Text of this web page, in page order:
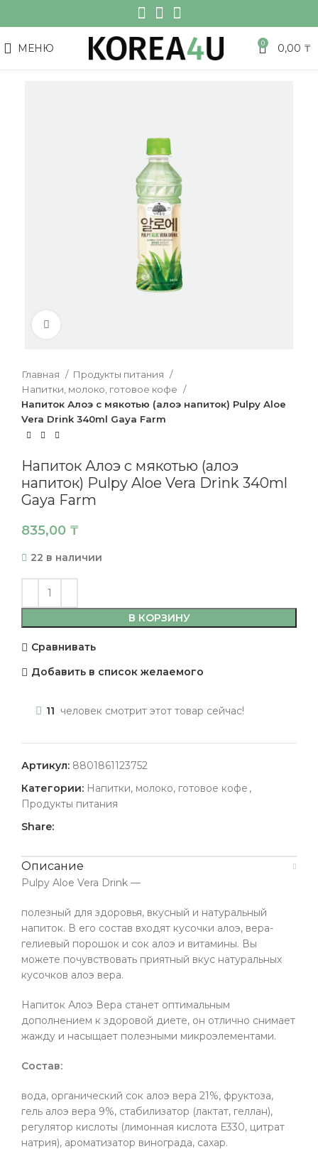
МЕНЮ 0 0,00 ₸
Главная
Продукты питания
Напитки, молоко, готовое кофе
Напиток Алоэ с мякотью (алоэ напиток) Pulpy Aloe
Vera Drink 340ml Gaya Farm
Напиток Алоэ с мякотью (алоэ
напиток) Pulpy Aloe Vera Drink 340ml
Gaya Farm
835,00 ₸
22 в наличии
В КОРЗИНУ
Сравнивать
Добавить в список желаемого
11 человек смотрит этот товар сейчас!
Артикул: 8801861123752
Категории: Напитки, молоко, готовое кофе ,
Продукты питания
Share:
Описание
Pulpy Aloe Vera Drink —
полезный для здоровья, вкусный и натуральный
напиток. В его состав входят кусочки алоэ, вера-
гелиевый порошок и сок алоэ и витамины. Вы
можете почувствовать приятный вкус натуральных
кусочков алоэ вера.
Напиток Алоэ Вера станет оптимальным
дополнением к здоровой диете, он отлично снимает
жажду и насыщает полезными микроэлементами.
Состав:
вода, органический сок алоэ вера 21%, фруктоза,
гель алоэ вера 9%, стабилизатор (лактат, геллан),
регулятор кислоты (лимонная кислота Е330, цитрат
натрия), ароматизатор винограда, сахар.